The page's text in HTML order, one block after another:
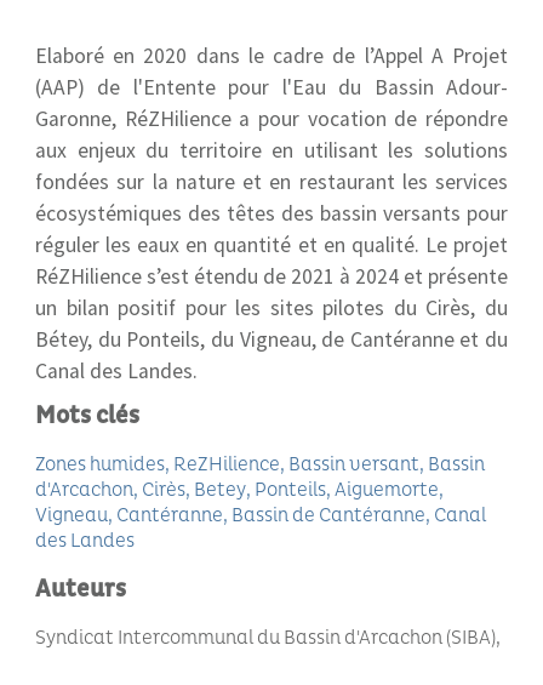
Elaboré en 2020 dans le cadre de l’Appel A Projet
(AAP) de l'Entente pour l'Eau du Bassin Adour-
Garonne, RéZHilience a pour vocation de répondre
aux enjeux du territoire en utilisant les solutions
fondées sur la nature et en restaurant les services
écosystémiques des têtes des bassin versants pour
réguler les eaux en quantité et en qualité. Le projet
RéZHilience s’est étendu de 2021 à 2024 et présente
un bilan positif pour les sites pilotes du Cirès, du
Bétey, du Ponteils, du Vigneau, de Cantéranne et du
Canal des Landes.
Mots clés
Zones humides ReZHilience Bassin versant Bassin
d'Arcachon Cirès Betey Ponteils Aiguemorte
Vigneau Cantéranne Bassin de Cantéranne Canal
des Landes
Auteurs
Syndicat Intercommunal du Bassin d'Arcachon (SIBA)